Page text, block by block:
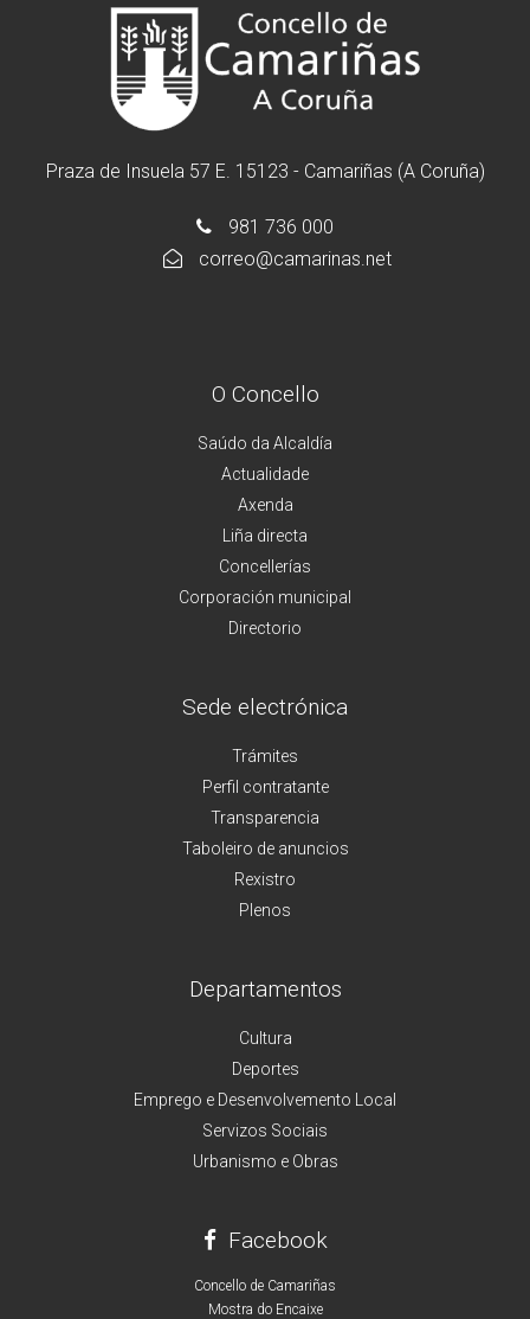
Praza de Insuela 57 E. 15123 - Camariñas (A Coruña)
981 736 000
correo@camarinas.net
O Concello
Saúdo da Alcaldía
Actualidade
Axenda
Liña directa
Concellerías
Corporación municipal
Directorio
Sede electrónica
Trámites
Perfil contratante
Transparencia
Taboleiro de anuncios
Rexistro
Plenos
Departamentos
Cultura
Deportes
Emprego e Desenvolvemento Local
Servizos Sociais
Urbanismo e Obras
Facebook
Concello de Camariñas
Mostra do Encaixe